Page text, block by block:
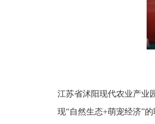
江苏省沭阳现代农业产业
现“自然生态+萌宠经济”